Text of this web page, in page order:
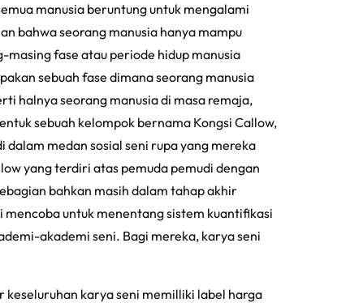
manusia beruntung untuk mengalami
bahwa seorang manusia hanya mampu
masing fase atau periode hidup manusia
sebuah fase dimana seorang manusia
halnya seorang manusia di masa remaja,
sebuah kelompok bernama Kongsi Callow,
medan sosial seni rupa yang mereka
yang terdiri atas pemuda pemudi dengan
bahkan masih dalam tahap akhir
untuk menentang sistem kuantifikasi
akademi seni. Bagi mereka, karya seni
karya seni memilliki label harga